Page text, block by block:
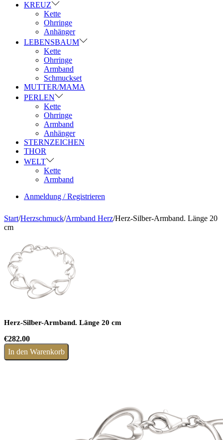
KREUZ
Kette
Ohrringe
Anhänger
LEBENSBAUM
Kette
Ohrringe
Armband
Schmuckset
MUTTER/MAMA
PERLEN
Kette
Ohrringe
Armband
Anhänger
STERNZEICHEN
THOR
WELT
Kette
Armband
Anmeldung / Registrieren
Start/Herzschmuck/Armband Herz/Herz-Silber-Armband. Länge 20
cm
Herz-Silber-Armband. Länge 20 cm
€282.00
In den Warenkorb